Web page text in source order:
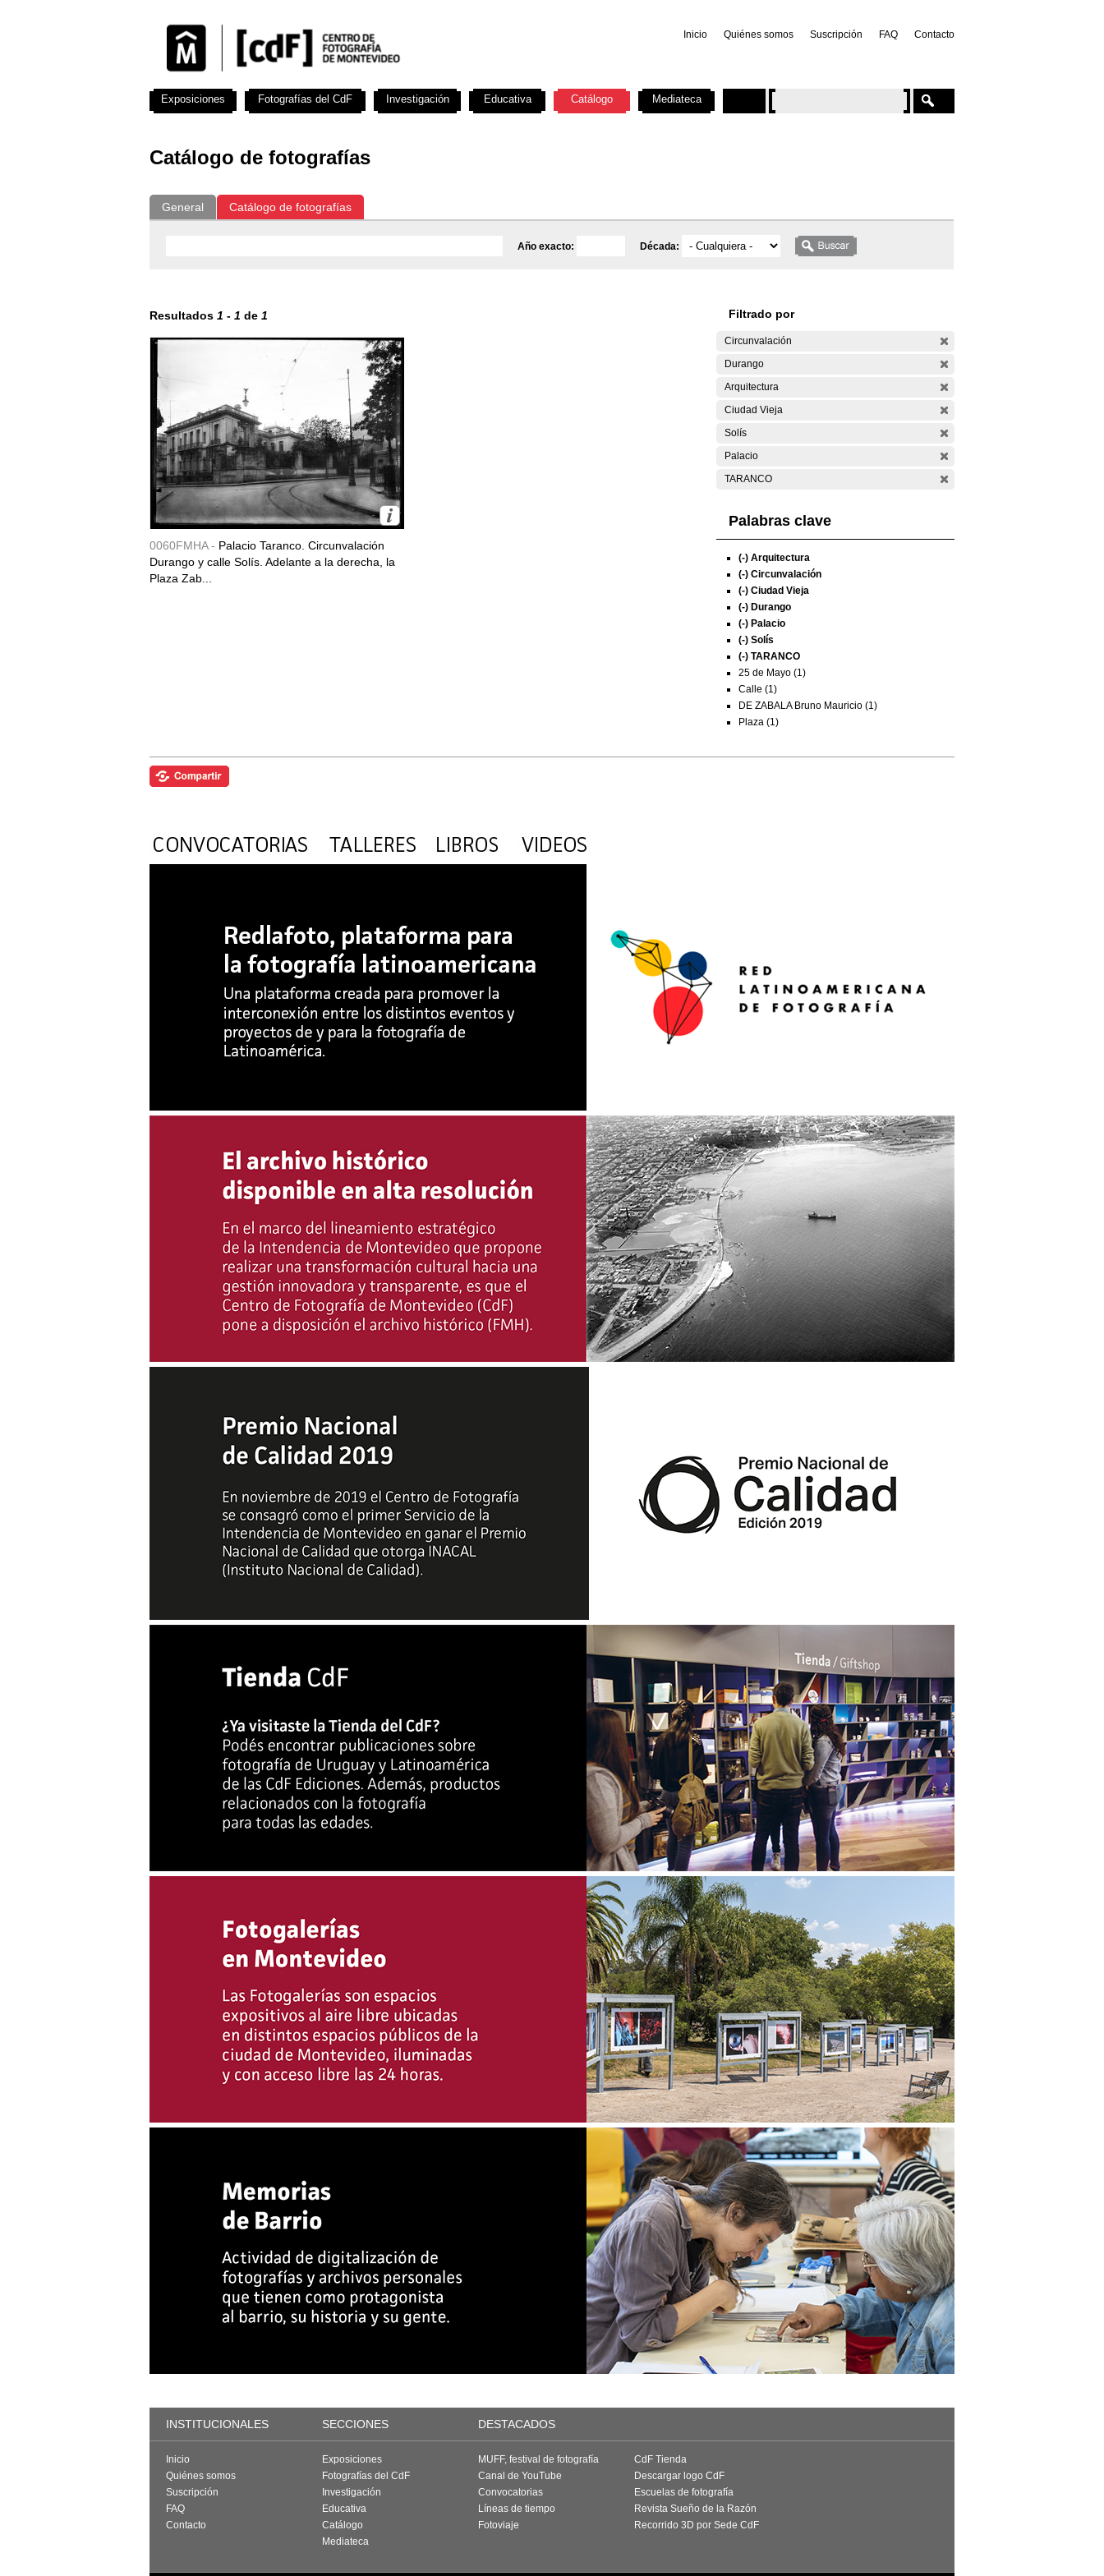
Inicio Quiénes somos Suscripción FAQ Contacto
Catálogo de fotografías
General Catálogo de fotografías
Año exacto: Década:
Resultados 1 - 1 de 1
0060FMHA - Palacio Taranco. Circunvalación
Durango y calle Solís. Adelante a la derecha, la
Plaza Zab...
Filtrado por
Circunvalación
Durango
Arquitectura
Ciudad Vieja
Solís
Palacio
TARANCO
Palabras clave
(-) Arquitectura
(-) Circunvalación
(-) Ciudad Vieja
(-) Durango
(-) Palacio
(-) Solís
(-) TARANCO
25 de Mayo (1)
Calle (1)
DE ZABALA Bruno Mauricio (1)
Plaza (1)
Exposiciones Fotografías del CdF Investigación Educativa Catálogo Mediateca
INSTITUCIONALES SECCIONES DESTACADOS
Inicio
Quiénes somos
Suscripción
FAQ
Contacto
Exposiciones
Fotografías del CdF
Investigación
Educativa
Catálogo
Mediateca
MUFF, festival de fotografía
Canal de YouTube
Convocatorias
Líneas de tiempo
Fotoviaje
CdF Tienda
Descargar logo CdF
Escuelas de fotografía
Revista Sueño de la Razón
Recorrido 3D por Sede CdF